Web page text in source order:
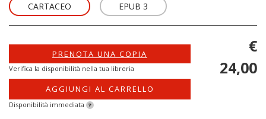
CARTACEO EPUB 3
PRENOTA UNA COPIA
Verifica la disponibilità nella tua libreria
AGGIUNGI AL CARRELLO
Disponibilità immediata ?
€
24,00